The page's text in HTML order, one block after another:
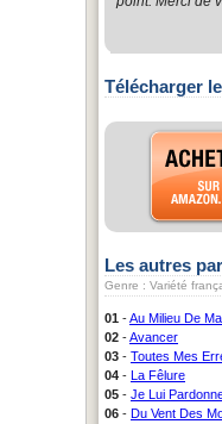
Télécharger
Les autres
Genre : Variété
01 -Au Milieu De
02 -Avancer
03 - Toutes Mes
04 - La Fêlure
05 - Je Lui
06 - Du Vent Des